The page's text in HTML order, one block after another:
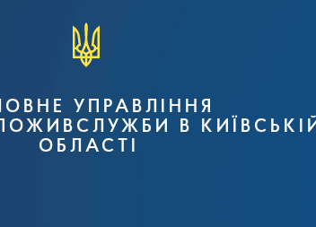
УПРАВЛІННЯ
В
ОБЛАСТІ